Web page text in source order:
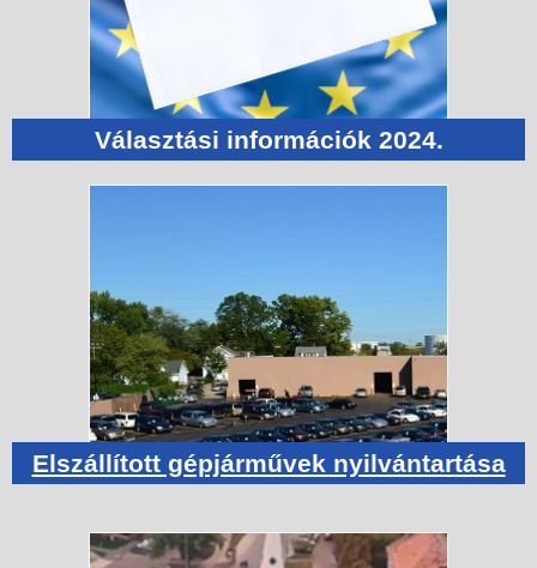
Választási információk 2024.
Elszállított gépjárművek nyilvántartása